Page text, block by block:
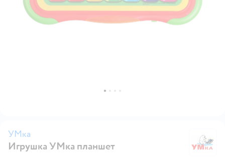
УМка
Игрушка УМка планшет